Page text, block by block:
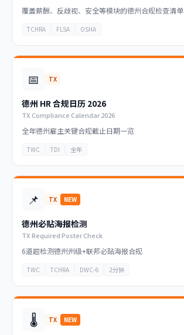
覆盖薪酬、反歧视、安全等模块的德州合规检查清单
TCHRA FLSA OSHA
📅 TX
德州 HR 合规日历 2026
TX Compliance Calendar 2026
全年德州雇主关键合规截止日期一览
TWC TDI 全年
📌 TX NEW
德州必贴海报检测
TX Required Poster Check
6道题检测德州州级+联邦必贴海报合规
TWC TCHRA DWC-6 2分钟
🌡️ TX NEW